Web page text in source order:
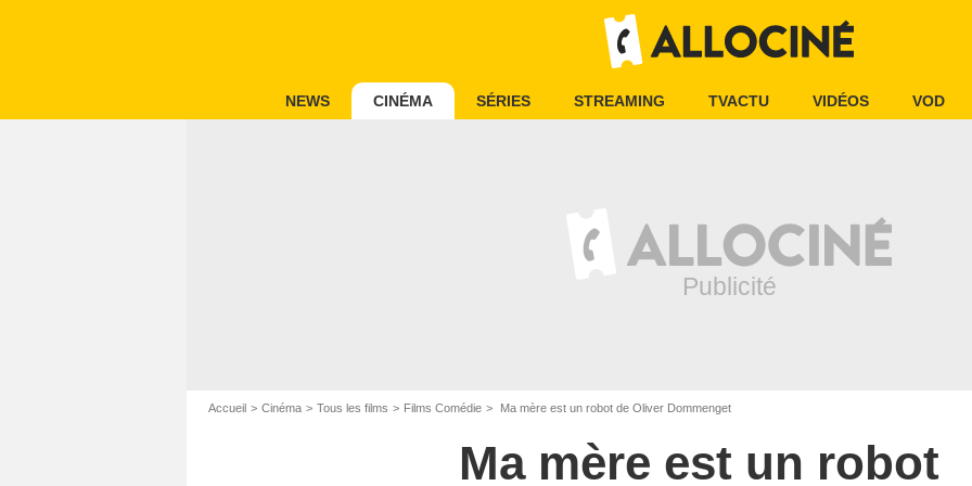
NEWS CINÉMA SÉRIES STREAMING TVACTU VIDÉOS VOD
Accueil Cinéma Tous les films Films Comédie Ma mère est un robot de Oliver Dommenget
Ma mère est un robot